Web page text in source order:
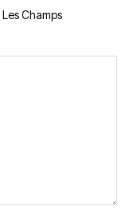
Les Champs